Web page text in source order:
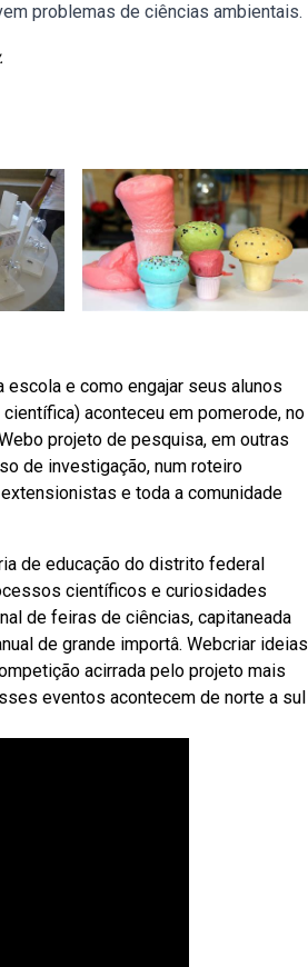
problemas de ciências ambientais.
e como engajar seus alunos
aconteceu em pomerode, no
projeto de pesquisa, em outras
de investigação, num roteiro
e toda a comunidade
de educação do distrito federal
científicos e curiosidades
de feiras de ciências, capitaneada
de grande importâ. Webcriar ideias
acirrada pelo projeto mais
eventos acontecem de norte a sul